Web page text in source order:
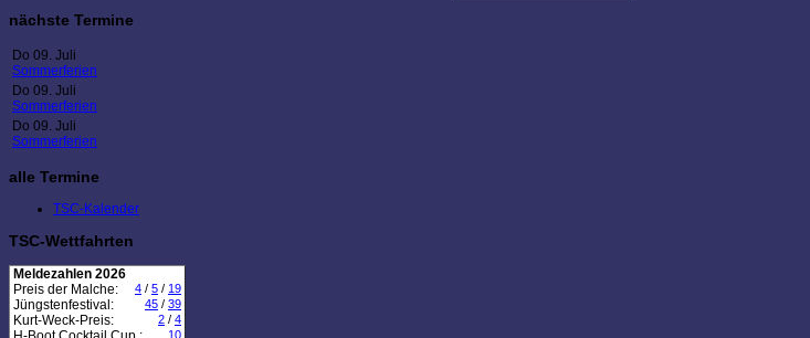
nächste Termine
Do 09. Juli
Sommerferien
Do 09. Juli
Sommerferien
Do 09. Juli
Sommerferien
alle Termine
TSC-Kalender
TSC-Wettfahrten
Meldezahlen 2026
Preis der Malche:
4 / 5 / 19
Jüngstenfestival: 45 / 39
Kurt-Weck-Preis: 2 / 4
10